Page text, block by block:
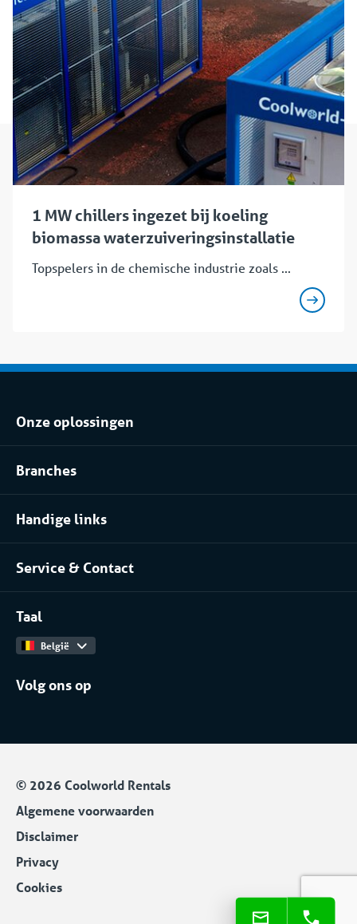
1 MW chillers ingezet bij koeling
biomassa waterzuiveringsinstallatie
Topspelers in de chemische industrie zoals ...
Onze oplossingen
Klimaatbeheersing huren
Koel- of vriesopslag huren
Procesinstallatie huren
Branches
Voedingsindustrie
Pharma
(Petro)chemie
Meer branches
Handige links
Over Coolworld
Projecten
Werken bij
Catalogus
Service & Contact
Contact
Taal
België
Volg ons op
© 2026 Coolworld Rentals
Algemene voorwaarden
Disclaimer
Privacy
Cookies